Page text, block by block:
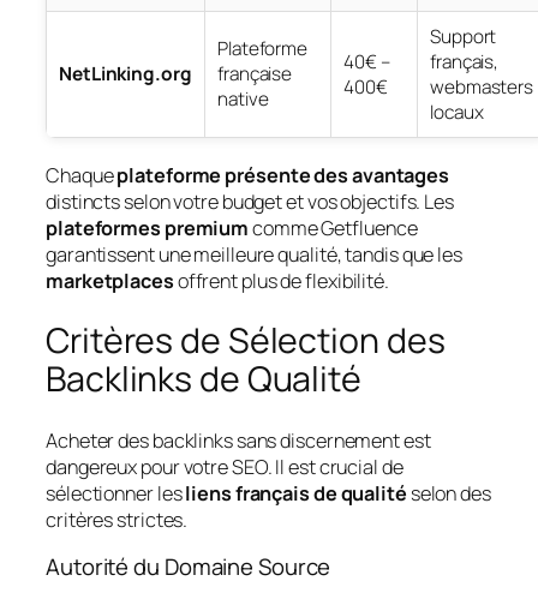
NetLinking.org
Plateforme
française
native
40€ –
400€
Support
français,
webmasters
locaux
Chaqueplateforme présente des avantages
distincts selon votre budget et vos objectifs. Les
plateformes premiumcomme Getfluence
garantissent une meilleure qualité, tandis que les
marketplacesoffrent plus de flexibilité.
Critères de Sélection des
Backlinks de Qualité
Acheter des backlinks sans discernement est
dangereux pour votre SEO. Il est crucial de
sélectionner lesliens français de qualité selon des
critères strictes.
Autorité du Domaine Source